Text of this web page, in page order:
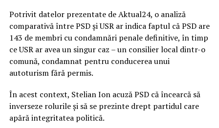
Potrivit datelor prezentate de Aktual24, o analiză
comparativă între PSD și USR ar indica faptul că PSD are
143 de membri cu condamnări penale definitive, în timp
ce USR ar avea un singur caz – un consilier local dintr-o
comună, condamnat pentru conducerea unui
autoturism fără permis.
În acest context, Stelian Ion acuză PSD că încearcă să
inverseze rolurile și să se prezinte drept partidul care
apără integritatea politică.